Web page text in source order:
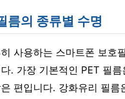
름의 종류별 수명
사용하는 스마트폰 보호
. 가장 기본적인 PET 필
편입니다. 강화유리 필